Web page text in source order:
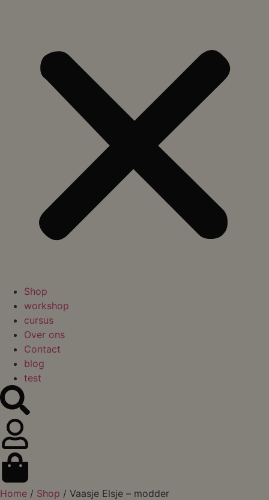
Shop
workshop
cursus
Over ons
Contact
blog
test
Home / Shop / Vaasje Elsje – modder